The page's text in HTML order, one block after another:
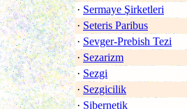
· Sermaye Şirketleri
· Seteris Paribus
· Sevger-Prebish Tezi
· Sezarizm
· Sezgi
· Sezgicilik
· Sibernetik